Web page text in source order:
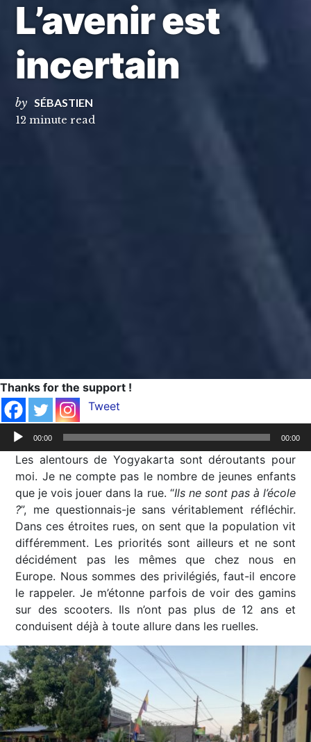
L’avenir est
incertain
by SÉBASTIEN
12 minute read
Thanks for the support !
Tweet
Lecteur
audio
00:00 00:00
Les alentours de Yogyakarta sont déroutants pour
moi. Je ne compte pas le nombre de jeunes enfants
que je vois jouer dans la rue. “Ils ne sont pas à l’école
?”, me questionnais-je sans véritablement réfléchir.
Dans ces étroites rues, on sent que la population vit
différemment. Les priorités sont ailleurs et ne sont
décidément pas les mêmes que chez nous en
Europe. Nous sommes des privilégiés, faut-il encore
le rappeler. Je m’étonne parfois de voir des gamins
sur des scooters. Ils n’ont pas plus de 12 ans et
conduisent déjà à toute allure dans les ruelles.